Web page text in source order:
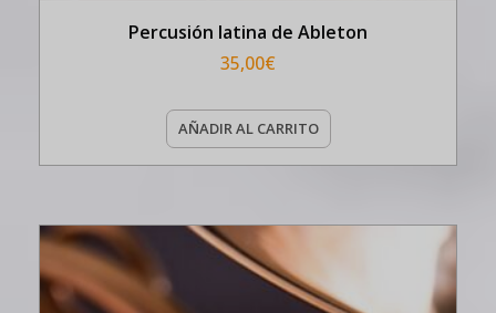
Percusión latina de Ableton
35,00€
AÑADIR AL CARRITO